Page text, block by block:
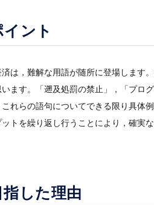
ント
は，難解な用語が随所に登場します
ます。「遡及処罰の禁止」，「プロ
れらの語句についてできる限り具体
トを繰り返し行うことにより，確実
した理由